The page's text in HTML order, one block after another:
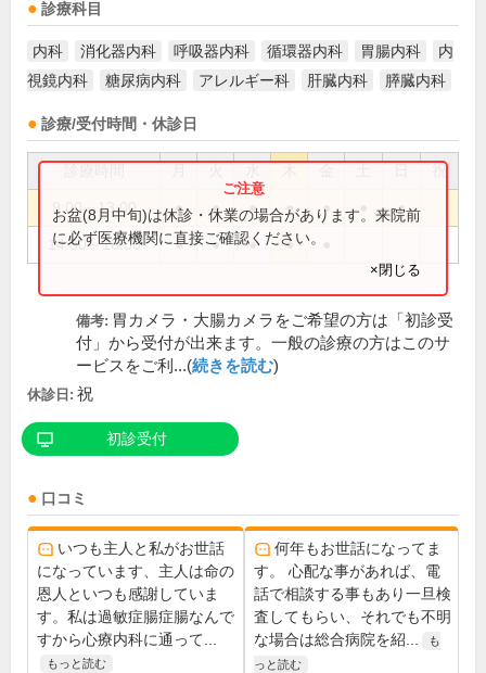
診療科目
内科 消化器内科 呼吸器内科 循環器内科 胃腸内科
内
視鏡内科
糖尿病内科 アレルギー科 肝臓内科 膵臓内科
診療/受付時間・休診日
祝
9:00～13:00 ● ● ● ● ● ●
14:30～18:00 ● ● ● ●
お盆(8月中旬)は休診・休業の場合があります。来院前
に必ず医療機関に直接ご確認ください。
×閉じる
備考: 胃カメラ・大腸カメラをご希望の方は「初診受
付」から受付が出来ます。一般の診療の方はこのサ
ービスをご利...(続きを読む)
休診日: 祝
初診受付
口コミ
いつも主人と私がお世話
になっています、主人は命の
恩人といつも感謝していま
す。私は過敏症腸症腸なんで
すから心療内科に通って...
もっと読む
何年もお世話になってま
す。 心配な事があれば、電
話で相談する事もあり一旦検
査してもらい、それでも不明
な場合は総合病院を紹...
も
っと読む